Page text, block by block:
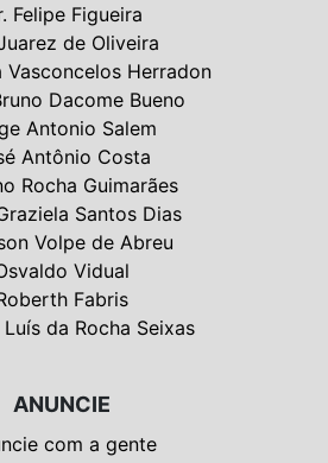
Felipe Figueira
de Oliveira
Vasconcelos Herradon
Dacome Bueno
Antonio Salem
Antônio Costa
Rocha Guimarães
Santos Dias
Volpe de Abreu
Vidual
Fabris
da Rocha Seixas
ANUNCIE
com a gente